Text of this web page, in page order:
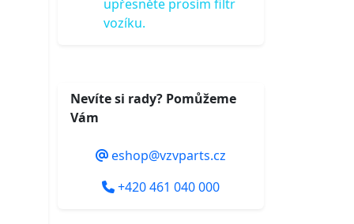
upřesněte prosím filtr
vozíku.
Nevíte si rady? Pomůžeme
Vám
eshop@vzvparts.cz
+420 461 040 000